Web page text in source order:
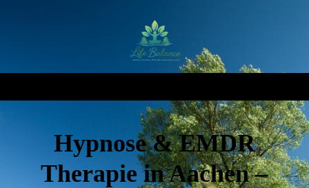
Hypnose & EMDR
Therapie in Aachen –